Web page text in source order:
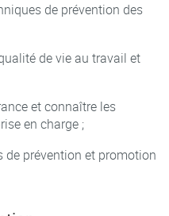
de prévention des
de vie au travail et
et connaître les
en charge ;
de prévention et promotion